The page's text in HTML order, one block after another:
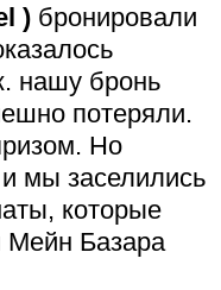
) бронировали
нашу бронь
потеряли.
Но
мы заселились
которые
Мейн Базара